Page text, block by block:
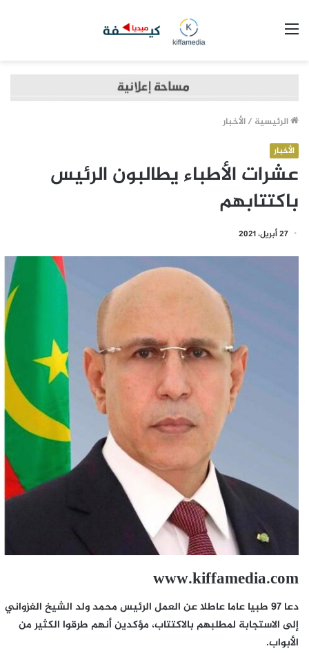
الرئيسية /الأخبار
الأخبار
عشرات الأطباء يطالبون الرئيس
باكتتابهم
27 أبريل، 2021
www.kiffamedia.com
دعا 97 طبيا عاما عاطلا عن العمل الرئيس محمد ولد الشيخ الغزواني
إلى الاستجابة لمطلبهم بالاكتتاب، مؤكدين أنهم طرقوا الكثير من
الأبواب.